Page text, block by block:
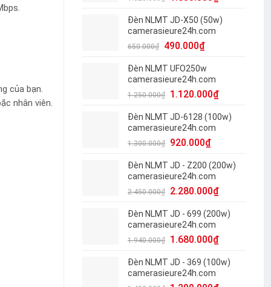
Đèn NLMT JD-X50 (50w)
camerasieure24h.com
650.000₫ 490.000₫
Đèn NLMT UFO250w
camerasieure24h.com
1.250.000₫ 1.120.000₫
Đèn NLMT JD-6128 (100w)
camerasieure24h.com
1.300.000₫ 920.000₫
Đèn NLMT JD - Z200 (200w)
camerasieure24h.com
2.450.000₫ 2.280.000₫
Đèn NLMT JD - 699 (200w)
camerasieure24h.com
1.940.000₫ 1.680.000₫
Đèn NLMT JD - 369 (100w)
camerasieure24h.com
của bạn.
nhân viên.